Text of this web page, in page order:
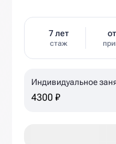
7 лет
стаж
Индивидуальное
4300 ₽